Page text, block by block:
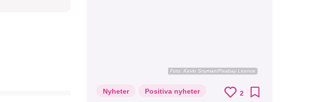
Foto: Kevin Snyman/Pixabay Licence
Nyheter Positiva nyheter 2